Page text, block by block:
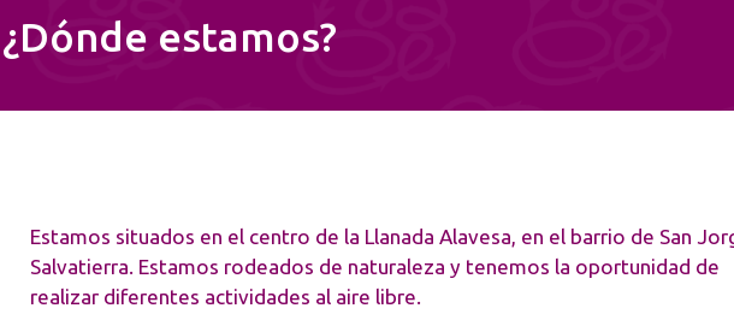
¿Dónde estamos?
Estamos situados en el centro de la Llanada Alavesa, en el barrio de San
Salvatierra. Estamos rodeados de naturaleza y tenemos la oportunidad de
realizar diferentes actividades al aire libre.